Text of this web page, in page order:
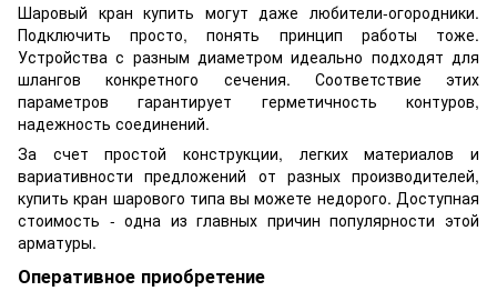
Шаровый кран купить могут даже любители-огородники.
Подключить просто, понять принцип работы тоже.
Устройства с разным диаметром идеально подходят для
шлангов конкретного сечения. Соответствие этих
параметров гарантирует герметичность контуров,
надежность соединений.
За счет простой конструкции, легких материалов и
вариативности предложений от разных производителей,
купить кран шарового типа вы можете недорого. Доступная
стоимость - одна из главных причин популярности этой
арматуры.
Оперативное приобретение